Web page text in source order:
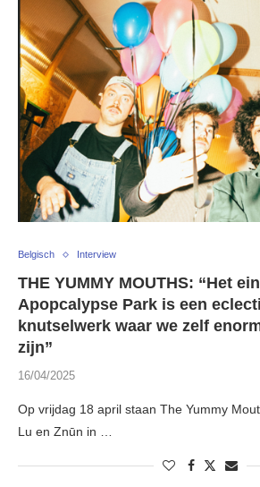
Belgisch Interview
THE YUMMY MOUTHS: “Het
Apopcalypse Park is een
knutselwerk waar we zelf
zijn”
16/04/2025
Op vrijdag 18 april staan The Yummy
Lu en Znūn in …